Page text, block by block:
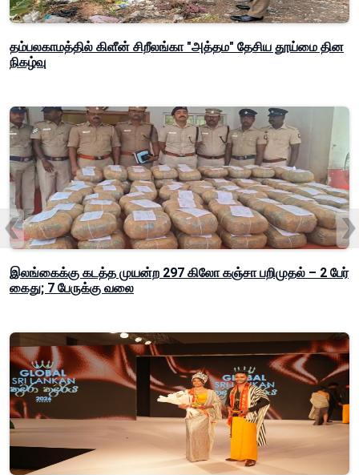
தம்பலகாமத்தில் கிளீன் சிறீலங்கா "அத்தம" தேசிய தூய்மை தின
நிகழ்வு
இலங்கைக்கு கடத்த முயன்ற 297 கிலோ கஞ்சா பறிமுதல் – 2 பேர்
கைது; 7 பேருக்கு வலை